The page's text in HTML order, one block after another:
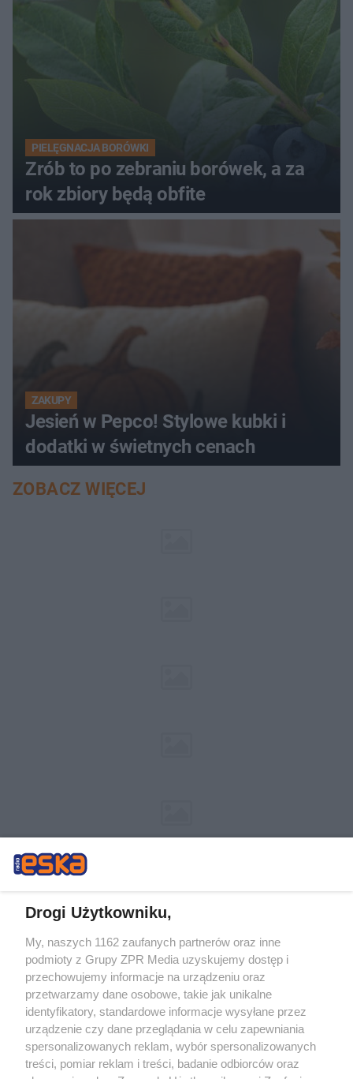
PIELĘGNACJA BORÓWKI
Zrób to po zebraniu borówek, a za
rok zbiory będą obfite
ZAKUPY
Jesień w Pepco! Stylowe kubki i
dodatki w świetnych cenach
ZOBACZ WIĘCEJ
Żaden utwór zamieszczony w serwisie nie może być powielany i
rozpowszechniany lub dalej rozpowszechniany w jakikolwiek sposób (w
tym także elektroniczny lub mechaniczny) na jakimkolwiek polu
eksploatacji w jakiejkolwiek formie, włącznie z umieszczaniem w Internecie
bez pisemnej zgody właściciela praw. Jakiekolwiek użycie lub
wykorzystanie utworów w całości lub w części z naruszeniem prawa, tzn.
bez właściwej zgody, jest zabronione pod groźbą kary i może być ścigane
prawnie.
Drogi Użytkowniku,
My, naszych 1162 zaufanych partnerów oraz inne
podmioty z Grupy ZPR Media uzyskujemy dostęp i
przechowujemy informacje na urządzeniu oraz
przetwarzamy dane osobowe, takie jak unikalne
identyfikatory, standardowe informacje wysyłane przez
urządzenie czy dane przeglądania w celu zapewniania
spersonalizowanych reklam, wybór spersonalizowanych
treści, pomiar reklam i treści, badanie odbiorców oraz